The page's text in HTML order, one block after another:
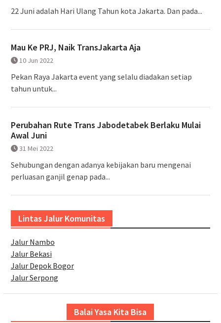
22 Juni adalah Hari Ulang Tahun kota Jakarta. Dan pada...
Mau Ke PRJ, Naik TransJakarta Aja
10 Jun 2022
Pekan Raya Jakarta event yang selalu diadakan setiap
tahun untuk...
Perubahan Rute Trans Jabodetabek Berlaku Mulai
Awal Juni
31 Mei 2022
Sehubungan dengan adanya kebijakan baru mengenai
perluasan ganjil genap pada...
Lintas Jalur Komunitas
Jalur Nambo
Jalur Bekasi
Jalur Depok Bogor
Jalur Serpong
Balai Yasa Kita Bisa